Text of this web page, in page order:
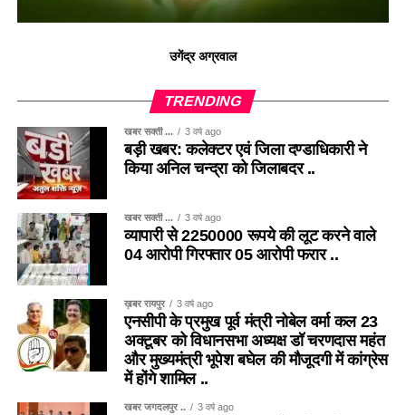
उगेंद्र अग्रवाल
TRENDING
खबर सक्ती ... 3 वर्ष ago
बड़ी खबर: कलेक्टर एवं जिला दण्डाधिकारी ने
किया अनिल चन्द्रा को जिलाबदर ..
खबर सक्ती ... 3 वर्ष ago
व्यापारी से 2250000 रूपये की लूट करने वाले
04 आरोपी गिरफ्तार 05 आरोपी फरार ..
ख़बर रायपुर 3 वर्ष ago
एनसीपी के प्रमुख पूर्व मंत्री नोबेल वर्मा कल 23
अक्टूबर को विधानसभा अध्यक्ष डॉ चरणदास महंत
और मुख्यमंत्री भूपेश बघेल की मौजूदगी में कांग्रेस
में होंगे शामिल ..
खबर जगदलपुर .. 3 वर्ष ago